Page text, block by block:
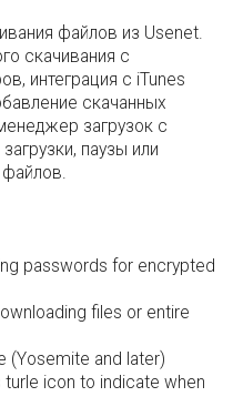
файлов из Usenet.
скачивания с
интеграция с iTunes
скачанных
загрузок с
паузы или
passwords for encrypted
files or entire
(Yosemite and later)
icon to indicate when